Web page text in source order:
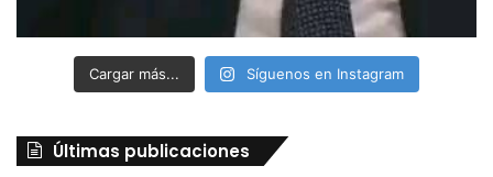
Cargar más... Síguenos en Instagram
Últimas publicaciones